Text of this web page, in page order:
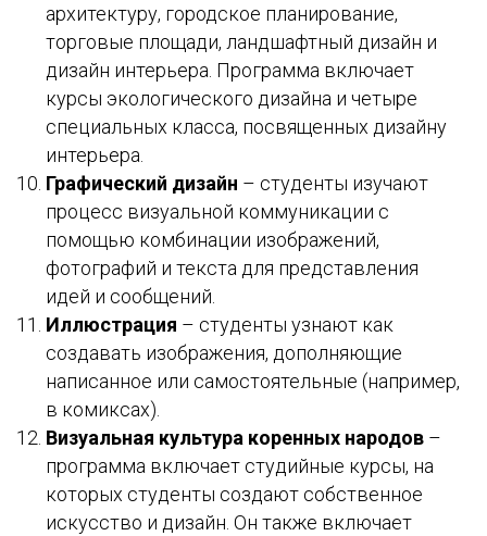
архитектуру, городское планирование,
торговые площади, ландшафтный дизайн и
дизайн интерьера. Программа включает
курсы экологического дизайна и четыре
специальных класса, посвященных дизайну
интерьера.
Графический дизайн – студенты изучают
процесс визуальной коммуникации с
помощью комбинации изображений,
фотографий и текста для представления
идей и сообщений.
Иллюстрация – студенты узнают как
создавать изображения, дополняющие
написанное или самостоятельные (например,
в комиксах).
Визуальная культура коренных народов –
программа включает студийные курсы, на
которых студенты создают собственное
искусство и дизайн. Он также включает